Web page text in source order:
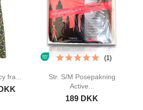
fra...
Str. S/M Posepakning
Active...
189 DKK
(1)